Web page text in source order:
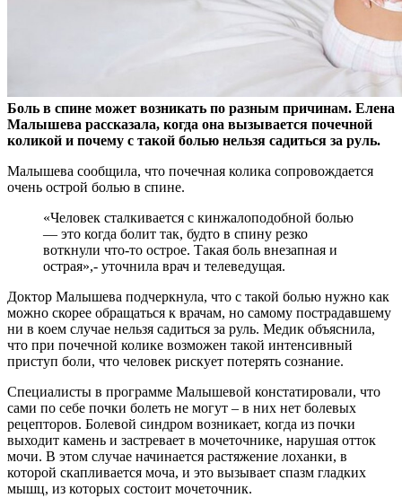
Боль в спине может возникать по разным причинам. Елена
Малышева рассказала, когда она вызывается почечной
коликой и почему с такой болью нельзя садиться за руль.
Малышева сообщила, что почечная колика сопровождается
очень острой болью в спине.
«Человек сталкивается с кинжалоподобной болью
— это когда болит так, будто в спину резко
воткнули что-то острое. Такая боль внезапная и
острая»,- уточнила врач и телеведущая.
Доктор Малышева подчеркнула, что с такой болью нужно как
можно скорее обращаться к врачам, но самому пострадавшему
ни в коем случае нельзя садиться за руль. Медик объяснила,
что при почечной колике возможен такой интенсивный
приступ боли, что человек рискует потерять сознание.
Cпециалисты в программе Малышевой констатировали, что
сами по себе почки болеть не могут – в них нет болевых
рецепторов. Болевой синдром возникает, когда из почки
выходит камень и застревает в мочеточнике, нарушая отток
мочи. В этом случае начинается растяжение лоханки, в
которой скапливается моча, и это вызывает спазм гладких
мышц, из которых состоит мочеточник.